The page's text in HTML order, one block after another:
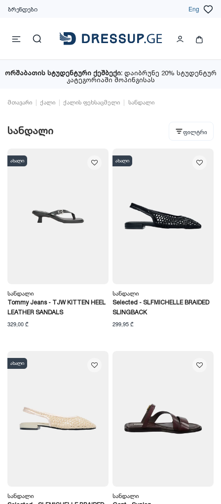
ბრენდები Eng
ორშაბათის სტუდენტური ქეშბექი: დაიბრუნე 20% სტუდენტურ
კატეგორიაში შოპინგისას
მთავარი ქალი ქალის ფეხსაცმელი სანდალი
სანდალი ფილტრი
ახალი
Სანდალი
Tommy Jeans - TJW KITTEN HEEL
LEATHER SANDALS
329,00 ₾
ახალი
Სანდალი
Selected - SLFMICHELLE BRAIDED
SLINGBACK
299,95 ₾
ახალი
Სანდალი
Სანდალი